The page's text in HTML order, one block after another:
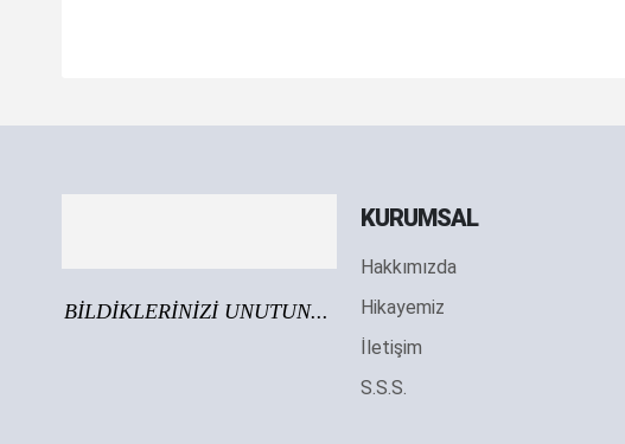
BİLDİKLERİNİZİ UNUTUN...
KURUMSAL
Hakkımızda
Hikayemiz
İletişim
S.S.S.